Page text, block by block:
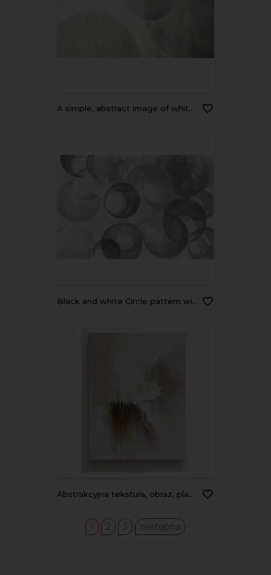
A simple, abstract image of white circles on a gray background.
Black and white Circle pattern with a rough texture background. Monochrome tones. Backdrop texture wall and have copy space for text. Picture for creative wallpaper or design art work.
Abstrakcyjna tekstura, obraz, plamy farby, generative ai
1 2 3 następna